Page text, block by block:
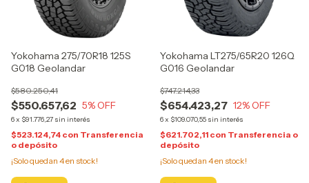
Yokohama 275/70R18 125S
G018 Geolandar
$550.657,62
$580.250,41
5% OFF
6x $91.776,27 sin interés
$523.124,74 con Transferencia
o depósito
¡Solo quedan 4en stock!
Yokohama LT275/65R20 126Q
G016 Geolandar
$654.423,27
$747.214,33
12% OFF
6x $109.070,55 sin interés
$621.702,11 con Transferencia o
depósito
¡Solo quedan 4en stock!